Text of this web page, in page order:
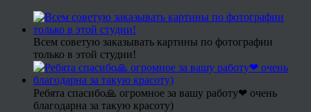
Всем советую заказывать картины по фотографии
только в этой студии!
Ребята спасибо🙏 огромное за вашу работу❤ очень
благодарна за такую красоту)